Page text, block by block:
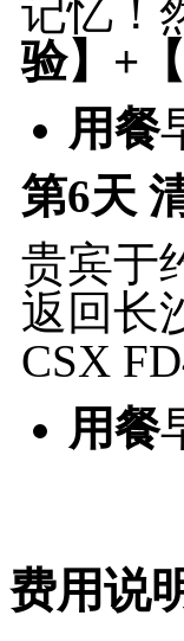
记忆！
验】 +
用餐
第6天
贵宾于
返回长
CSX
用餐
费用说